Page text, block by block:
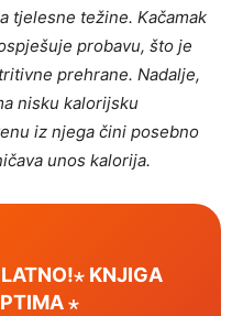
tjelesne težine. Kačamak
probavu, što je
prehrane. Nadalje,
nisku kalorijsku
iz njega čini posebno
unos kalorija.
KNJIGA
⋆